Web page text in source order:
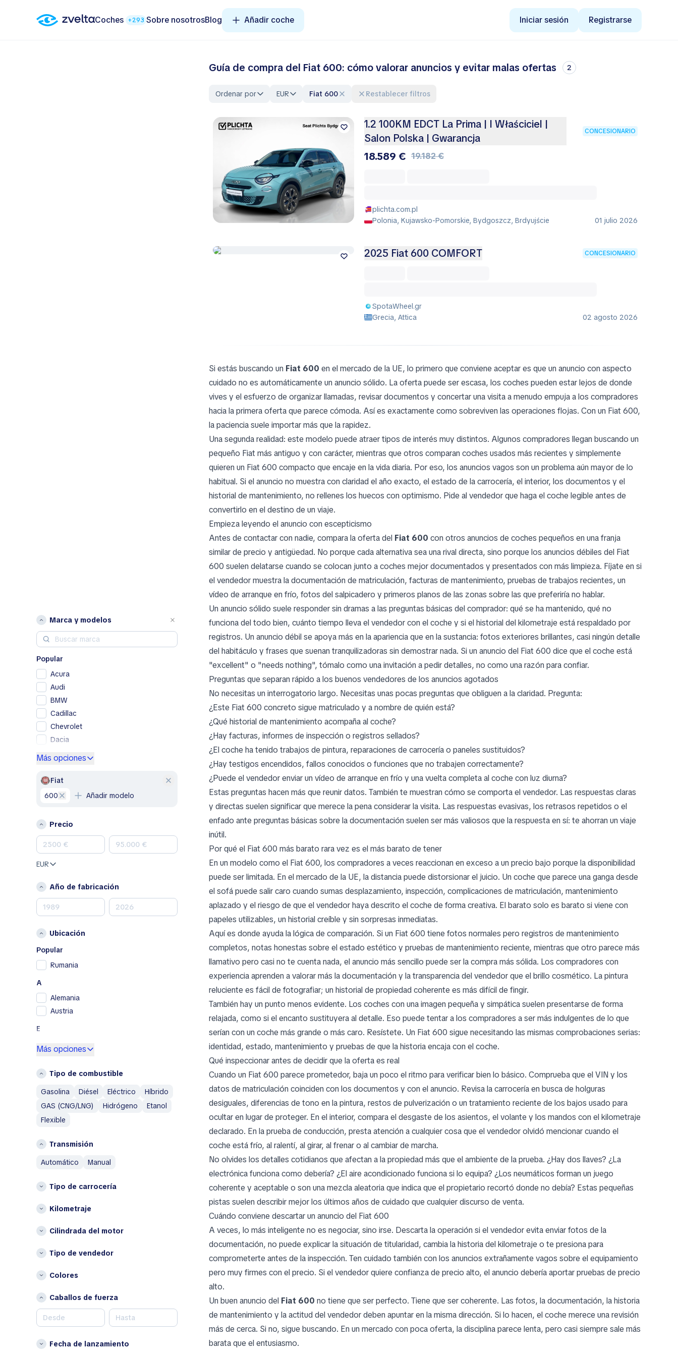
Coches +293 Sobre nosotrosBlog Añadir coche Iniciar sesión Registrarse
Marca y modelos
Popular
Acura
Audi
BMW
Cadillac
Chevrolet
Dacia
GMC
Honda
Land Rover
Mercedes-Benz
MINI
Nissan
Peugeot
Porsche
RAM
Skoda
SsangYong
Volkswagen
AM General
Aston Martin
Austin Healey
Avatr
Bentley
Brabus
BYD
Changan
Más opciones
Fiat
600
Añadir modelo
Precio
EUR
Año de fabricación
Ubicación
Popular
Rumania
A
Alemania
Austria
E
España
Francia
G
Grecia
Islandia
Lituania
P
Polonia
Otros
Bulgaria
Chipre
Dinamarca
Estonia
Más opciones
Tipo de combustible
Gasolina
Diésel Eléctrico
Híbrido
GAS (CNG/LNG)
Hidrógeno
Etanol
Flexible
Transmisión
automático
manual
Tipo de carrocería
Kilometraje
Cilindrada del motor
Tipo de vendedor
Colores
Caballos de fuerza
Fecha de lanzamiento
Guía de compra del Fiat 600: cómo valorar anuncios y evitar malas ofertas 2
Ordenar por EUR Fiat 600 Restablecer filtros
1.2 100KM EDCT La Prima | I Właściciel |
Salon Polska | Gwarancja
CONCESIONARIO
18.589 € 19.182 €
plichta.com.pl
Polonia, Kujawsko-Pomorskie, Bydgoszcz, Brdyujście
01 julio 2026
2025 Fiat 600 COMFORT CONCESIONARIO
SpotaWheel.gr
Grecia, Attica
02 agosto 2026
Si estás buscando un Fiat 600 en el mercado de la UE, lo primero que conviene aceptar es que un anuncio con aspecto
cuidado no es automáticamente un anuncio sólido. La oferta puede ser escasa, los coches pueden estar lejos de donde
vives y el esfuerzo de organizar llamadas, revisar documentos y concertar una visita a menudo empuja a los compradores
hacia la primera oferta que parece cómoda. Así es exactamente como sobreviven las operaciones flojas. Con un Fiat 600,
la paciencia suele importar más que la rapidez.
Una segunda realidad: este modelo puede atraer tipos de interés muy distintos. Algunos compradores llegan buscando un
pequeño Fiat más antiguo y con carácter, mientras que otros comparan coches usados más recientes y simplemente
quieren un Fiat 600 compacto que encaje en la vida diaria. Por eso, los anuncios vagos son un problema aún mayor de lo
habitual. Si el anuncio no muestra con claridad el año exacto, el estado de la carrocería, el interior, los documentos y el
historial de mantenimiento, no rellenes los huecos con optimismo. Pide al vendedor que haga el coche legible antes de
convertirlo en el destino de un viaje.
Empieza leyendo el anuncio con escepticismo
Antes de contactar con nadie, compara la oferta del Fiat 600 con otros anuncios de coches pequeños en una franja
similar de precio y antigüedad. No porque cada alternativa sea una rival directa, sino porque los anuncios débiles del Fiat
600 suelen delatarse cuando se colocan junto a coches mejor documentados y presentados con más limpieza. Fíjate en si
el vendedor muestra la documentación de matriculación, facturas de mantenimiento, pruebas de trabajos recientes, un
vídeo de arranque en frío, fotos del salpicadero y primeros planos de las zonas sobre las que preferiría no hablar.
Un anuncio sólido suele responder sin dramas a las preguntas básicas del comprador: qué se ha mantenido, qué no
funciona del todo bien, cuánto tiempo lleva el vendedor con el coche y si el historial del kilometraje está respaldado por
registros. Un anuncio débil se apoya más en la apariencia que en la sustancia: fotos exteriores brillantes, casi ningún detalle
del habitáculo y frases que suenan tranquilizadoras sin demostrar nada. Si un anuncio del Fiat 600 dice que el coche está
"excellent" o "needs nothing", tómalo como una invitación a pedir detalles, no como una razón para confiar.
Preguntas que separan rápido a los buenos vendedores de los anuncios agotados
No necesitas un interrogatorio largo. Necesitas unas pocas preguntas que obliguen a la claridad. Pregunta:
¿Este Fiat 600 concreto sigue matriculado y a nombre de quién está?
¿Qué historial de mantenimiento acompaña al coche?
¿Hay facturas, informes de inspección o registros sellados?
¿El coche ha tenido trabajos de pintura, reparaciones de carrocería o paneles sustituidos?
¿Hay testigos encendidos, fallos conocidos o funciones que no trabajen correctamente?
¿Puede el vendedor enviar un vídeo de arranque en frío y una vuelta completa al coche con luz diurna?
Estas preguntas hacen más que reunir datos. También te muestran cómo se comporta el vendedor. Las respuestas claras
y directas suelen significar que merece la pena considerar la visita. Las respuestas evasivas, los retrasos repetidos o el
enfado ante preguntas básicas sobre la documentación suelen ser más valiosos que la respuesta en sí: te ahorran un viaje
inútil.
Por qué el Fiat 600 más barato rara vez es el más barato de tener
En un modelo como el Fiat 600, los compradores a veces reaccionan en exceso a un precio bajo porque la disponibilidad
puede ser limitada. En el mercado de la UE, la distancia puede distorsionar el juicio. Un coche que parece una ganga desde
el sofá puede salir caro cuando sumas desplazamiento, inspección, complicaciones de matriculación, mantenimiento
aplazado y el riesgo de que el vendedor haya descrito el coche de forma creativa. El barato solo es barato si viene con
papeles utilizables, un historial creíble y sin sorpresas inmediatas.
Aquí es donde ayuda la lógica de comparación. Si un Fiat 600 tiene fotos normales pero registros de mantenimiento
completos, notas honestas sobre el estado estético y pruebas de mantenimiento reciente, mientras que otro parece más
llamativo pero casi no te cuenta nada, el anuncio más sencillo puede ser la compra más sólida. Los compradores con
experiencia aprenden a valorar más la documentación y la transparencia del vendedor que el brillo cosmético. La pintura
reluciente es fácil de fotografiar; un historial de propiedad coherente es más difícil de fingir.
También hay un punto menos evidente. Los coches con una imagen pequeña y simpática suelen presentarse de forma
relajada, como si el encanto sustituyera al detalle. Eso puede tentar a los compradores a ser más indulgentes de lo que
serían con un coche más grande o más caro. Resístete. Un Fiat 600 sigue necesitando las mismas comprobaciones serias:
identidad, estado, mantenimiento y pruebas de que la historia encaja con el coche.
Qué inspeccionar antes de decidir que la oferta es real
Cuando un Fiat 600 parece prometedor, baja un poco el ritmo para verificar bien lo básico. Comprueba que el VIN y los
datos de matriculación coinciden con los documentos y con el anuncio. Revisa la carrocería en busca de holguras
desiguales, diferencias de tono en la pintura, restos de pulverización o un tratamiento reciente de los bajos usado para
ocultar en lugar de proteger. En el interior, compara el desgaste de los asientos, el volante y los mandos con el kilometraje
declarado. En la prueba de conducción, presta atención a cualquier cosa que el vendedor olvidó mencionar cuando el
coche está frío, al ralentí, al girar, al frenar o al cambiar de marcha.
No olvides los detalles cotidianos que afectan a la propiedad más que el ambiente de la prueba. ¿Hay dos llaves? ¿La
electrónica funciona como debería? ¿El aire acondicionado funciona si lo equipa? ¿Los neumáticos forman un juego
coherente y aceptable o son una mezcla aleatoria que indica que el propietario recortó donde no debía? Estas pequeñas
pistas suelen describir mejor los últimos años de cuidado que cualquier discurso de venta.
Cuándo conviene descartar un anuncio del Fiat 600
A veces, lo más inteligente no es negociar, sino irse. Descarta la operación si el vendedor evita enviar fotos de la
documentación, no puede explicar la situación de titularidad, cambia la historia del kilometraje o te presiona para
comprometerte antes de la inspección. Ten cuidado también con los anuncios extrañamente vagos sobre el equipamiento
pero muy firmes con el precio. Si el vendedor quiere confianza de precio alto, el anuncio debería aportar pruebas de precio
alto.
Un buen anuncio del Fiat 600 no tiene que ser perfecto. Tiene que ser coherente. Las fotos, la documentación, la historia
de mantenimiento y la actitud del vendedor deben apuntar en la misma dirección. Si lo hacen, el coche merece una revisión
más de cerca. Si no, sigue buscando. En un mercado con poca oferta, la disciplina parece lenta, pero casi siempre sale más
barata que el entusiasmo.